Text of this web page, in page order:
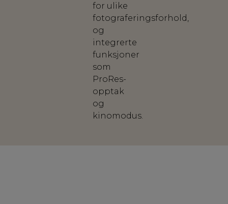
for ulike
fotograferingsforhold,
og
integrerte
funksjoner
som
ProRes-
opptak
og
kinomodus.